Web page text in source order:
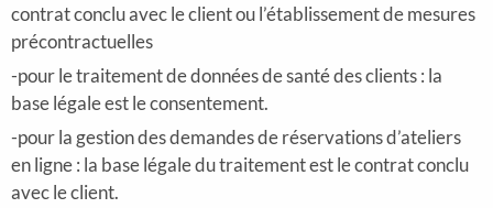
contrat conclu avec le client ou l’établissement de mesures
précontractuelles
-pour le traitement de données de santé des clients : la
base légale est le consentement.
-pour la gestion des demandes de réservations d’ateliers
en ligne : la base légale du traitement est le contrat conclu
avec le client.